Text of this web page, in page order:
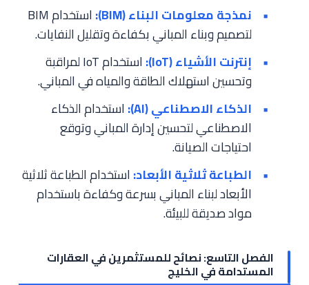
نمذجة معلومات البناء (BIM):
استخدام BIM
لتصميم وبناء المباني بكفاءة وتقليل النفايات.
إنترنت الأشياء (IoT):
استخدام IoT لمراقبة
وتحسين استهلاك الطاقة والمياه في المباني.
الذكاء الاصطناعي (AI):
استخدام الذكاء
الاصطناعي لتحسين إدارة المباني وتوقع
احتياجات الصيانة.
الطباعة ثلاثية الأبعاد: استخدام الطباعة ثلاثية
الأبعاد لبناء المباني بسرعة وكفاءة باستخدام
مواد صديقة للبيئة.
الفصل التاسع: نصائح للمستثمرين في العقارات
المستدامة في الخليج